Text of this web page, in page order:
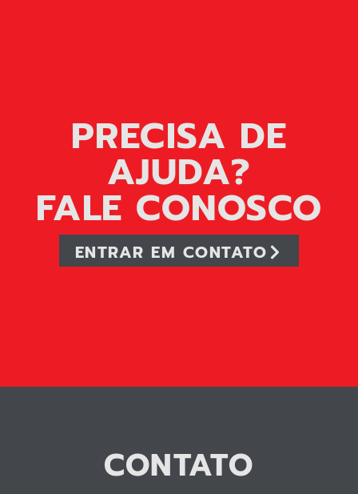
PRECISA DE
AJUDA?
FALE CONOSCO
ENTRAR EM CONTATO
CONTATO